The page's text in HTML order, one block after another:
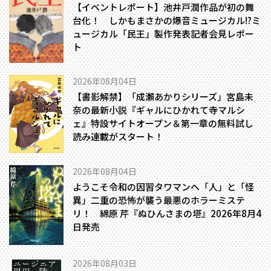
【イベントレポート】池井戸潤作品が初の舞
台化！ しかもまさかの爆音ミュージカル!?――ミ
ュージカル「民王」製作発表記者会見レポー
ト
2026年08月04日
【書影解禁】「成瀬あかりシリーズ」宮島未
奈の最新小説『ギャルにひかれて寺マルシ
ェ』特設サイトオープン＆第一章の無料試し
読み連載がスタート！
2026年08月04日
ようこそ令和の因習タワマンへ――「人」と「怪
異」二重の恐怖が襲う最悪のホラーミステ
リ！ 綿原 芹『ぬひんさまの塔』2026年8月4
日発売
2026年08月03日